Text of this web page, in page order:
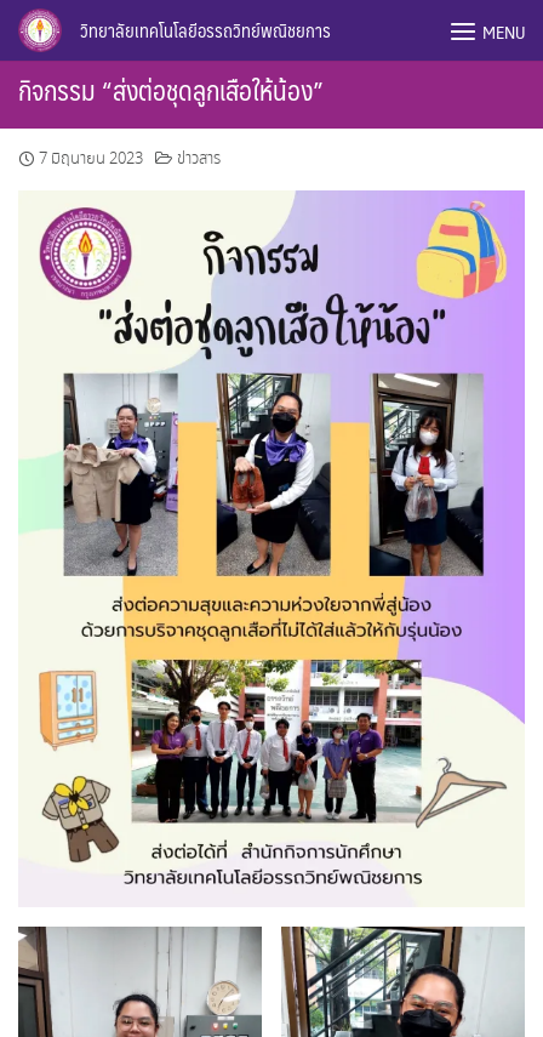
Skip
content
วิทยาลัยเทคโนโลยีอรรถวิทย์พณิชยการ MENU
กิจกรรม “ส่งต่อชุดลูกเสือให้น้อง”
7 มิถุนายน 2023 ข่าวสาร